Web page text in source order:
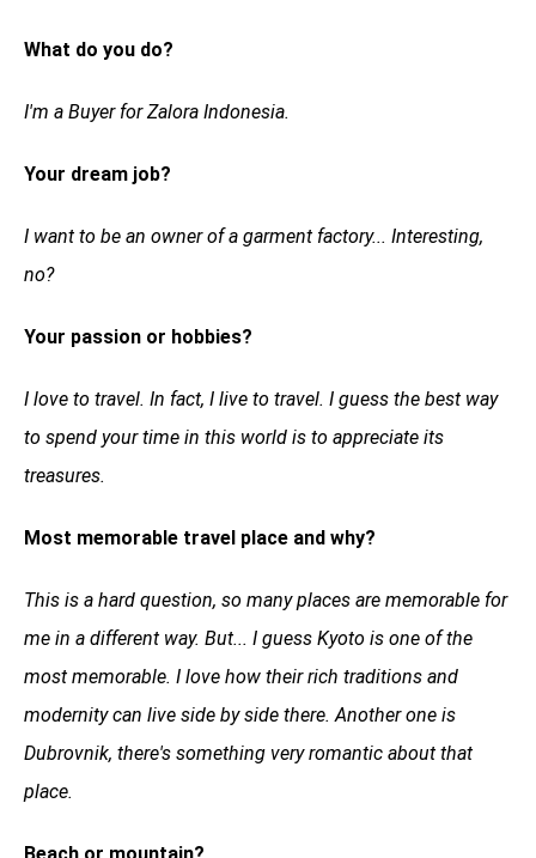
What do you do?
I'm a Buyer for Zalora Indonesia.
Your dream job?
I want to be an owner of a garment factory... Interesting,
no?
Your passion or hobbies?
I love to travel. In fact, I live to travel. I guess the best way
to spend your time in this world is to appreciate its
treasures.
Most memorable travel place and why?
This is a hard question, so many places are memorable for
me in a different way. But... I guess Kyoto is one of the
most memorable. I love how their rich traditions and
modernity can live side by side there. Another one is
Dubrovnik, there's something very romantic about that
place.